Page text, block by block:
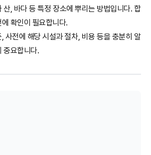
, 바다 등 특정 장소에 뿌리는 방법입니다. 합
확인이 필요합니다.
사전에 해당 시설과 절차, 비용 등을 충분히 알
중요합니다.